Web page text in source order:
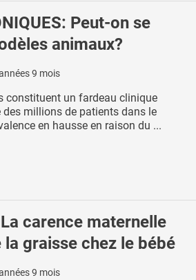
Peut-on se
animaux?
9 mois
constituent un fardeau clinique
millions de patients dans le
en hausse en raison du ...
La carence maternelle
graisse chez le bébé
9 mois